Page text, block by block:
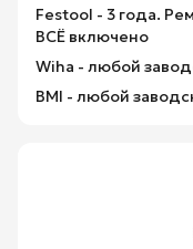
Festool - 3 года.
ВСЁ включено
Wiha - любой
BMI - любой